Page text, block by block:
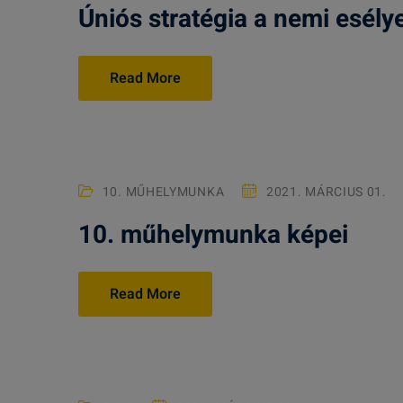
Úniós stratégia a nemi
Read More
10. MŰHELYMUNKA 2021. MÁRCIUS 01.
10. műhelymunka képei
Read More